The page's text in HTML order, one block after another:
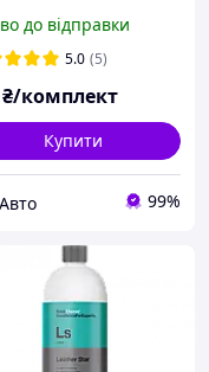
чищення та пилу
BRUSH
до відправки
5.0 (5)
₴/комплект
Купити
99%